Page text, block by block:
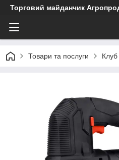
Торговий майданчик
Товари та послуги